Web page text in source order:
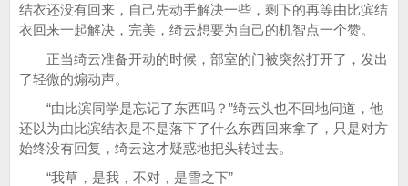
结衣还没有回来，自己先动手解决一些，剩下的再等由比滨结
衣回来一起解决，完美，绮云想要为自己的机智点一个赞。
正当绮云准备开动的时候，部室的门被突然打开了，发出
了轻微的煽动声。
“由比滨同学是忘记了东西吗？”绮云头也不回地问道，他
还以为由比滨结衣是不是落下了什么东西回来拿了，只是对方
始终没有回复，绮云这才疑惑地把头转过去。
“我草，是我，不对，是雪之下”